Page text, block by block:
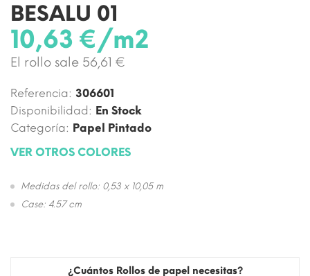
BESALU 01
10,63 €/m2
El rollo sale 56,61 €
Referencia: 306601
Disponibilidad: En Stock
Categoría: Papel Pintado
VER OTROS COLORES
Medidas del rollo: 0,53 x 10,05 m
Case: 4.57 cm
¿Cuántos Rollos de papel necesitas?